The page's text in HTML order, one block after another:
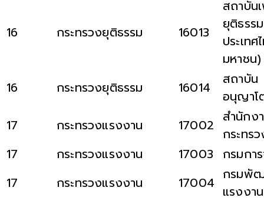
16 กระทรวงยุติธรรม 16013
สถาบัน
ยุติธรร
ประเท
มหาชน)
16
กระทรวงยุติธรรม 16014
สถาบัน
อนุญาโ
17
กระทรวงแรงงาน 17002 สำนักง
กระทร
17
กระทรวงแรงงาน 17003 กรมกา
17
กระทรวงแรงงาน 17004 กรมพั
แรงงาน